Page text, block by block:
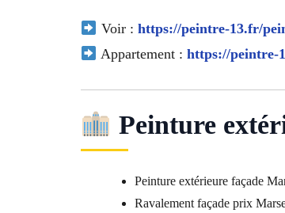
Voir : https://peintre-13.fr/
Appartement : https://peintre-
Peinture
Peinture extérieure façade
Ravalement façade prix